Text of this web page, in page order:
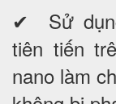
✔ Sử
tiên tiến
nano làm